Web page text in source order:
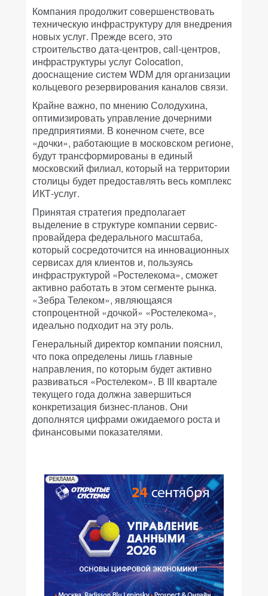
Компания продолжит совершенствовать
техническую инфраструктуру для внедрения
новых услуг. Прежде всего, это
строительство дата-центров, call-центров,
инфраструктуры услуг Colocation,
дооснащение систем WDM для организации
кольцевого резервирования каналов связи.
Крайне важно, по мнению Солодухина,
оптимизировать управление дочерними
предприятиями. В конечном счете, все
«дочки», работающие в московском регионе,
будут трансформированы в единый
московский филиал, который на территории
столицы будет предоставлять весь комплекс
ИКТ-услуг.
Принятая стратегия предполагает
выделение в структуре компании сервис-
провайдера федерального масштаба,
который сосредоточится на инновационных
сервисах для клиентов и, пользуясь
инфраструктурой «Ростелекома», сможет
активно работать в этом сегменте рынка.
«Зебра Телеком», являющаяся
стопроцентной «дочкой» «Ростелекома»,
идеально подходит на эту роль.
Генеральный директор компании пояснил,
что пока определены лишь главные
направления, по которым будет активно
развиваться «Ростелеком». В III квартале
текущего года должна завершиться
конкретизация бизнес-планов. Они
дополнятся цифрами ожидаемого роста и
финансовыми показателями.
РЕКЛАМА